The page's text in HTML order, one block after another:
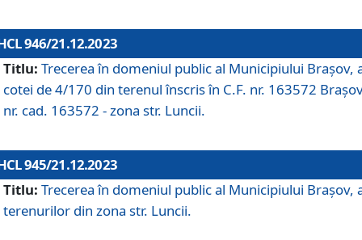
946/21.12.2023
Titlu: Trecerea în domeniul public al Municipiului Braşov,
cotei de 4/170 din terenul înscris în C.F. nr. 163572
nr. cad. 163572 - zona str. Luncii.
945/21.12.2023
Titlu: Trecerea în domeniul public al Municipiului Braşov,
terenurilor din zona str. Luncii.